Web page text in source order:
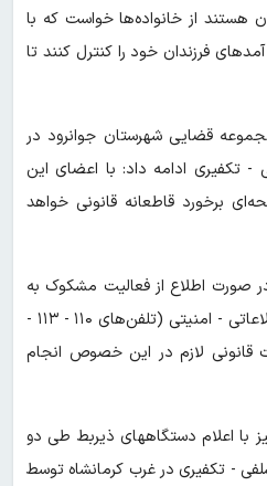
هستند از خانواده‌ها خواست که با
فرزندان خود را کنترل کنند تا
قضایی شهرستان جوانرود در
- تکفیری ادامه داد: با اعضای این
برخورد قاطعانه قانونی خواهد
اطلاع از فعالیت مشکوک به
سرعت پلیس یا دستگاه‌های اطلاعاتی - امنیتی (تلفن‌های ۱۱۰ - ۱۱۳ -
قانونی لازم در این خصوص انجام
با اعلام دستگاههای ذیربط طی دو
- تکفیری در غرب کرمانشاه توسط